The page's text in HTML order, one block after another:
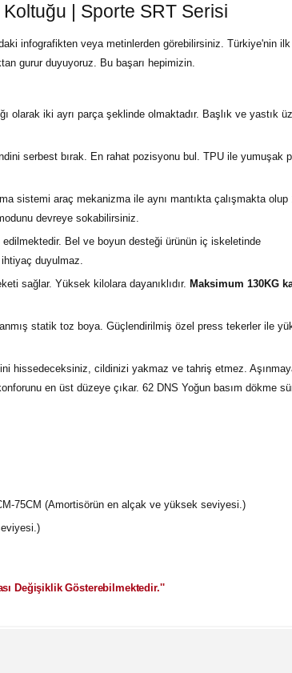
| Sporte SRT Serisi
infografikten veya metinlerden görebilirsiniz. Türkiye'nin
gurur duyuyoruz. Bu başarı hepimizin.
olarak iki ayrı parça şeklinde olmaktadır. Başlık ve yastık
serbest bırak. En rahat pozisyonu bul. TPU ile yumuşak
sistemi araç mekanizma ile aynı mantıkta çalışmakta olup
devreye sokabilirsiniz.
Bel ve boyun desteği ürünün iç iskeletinde
duyulmaz.
sağlar. Yüksek kilolara dayanıklıdır. Maksimum 130KG
statik toz boya. Güçlendirilmiş özel press tekerler ile
hissedeceksiniz, cildinizi yakmaz ve tahriş etmez.
en üst düzeye çıkar. 62 DNS Yoğun basım dökme
75CM (Amortisörün en alçak ve yüksek seviyesi.)
Değişiklik Gösterebilmektedir.''